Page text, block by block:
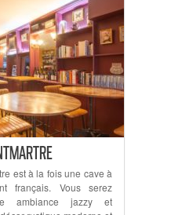
est à la fois une cave à
français. Vous serez
ambiance jazzy et